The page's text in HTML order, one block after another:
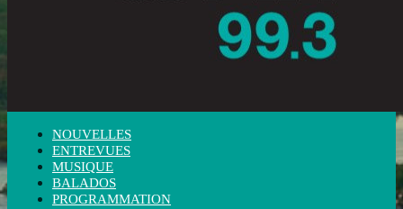
NOUVELLES
ENTREVUES
MUSIQUE
BALADOS
PROGRAMMATION